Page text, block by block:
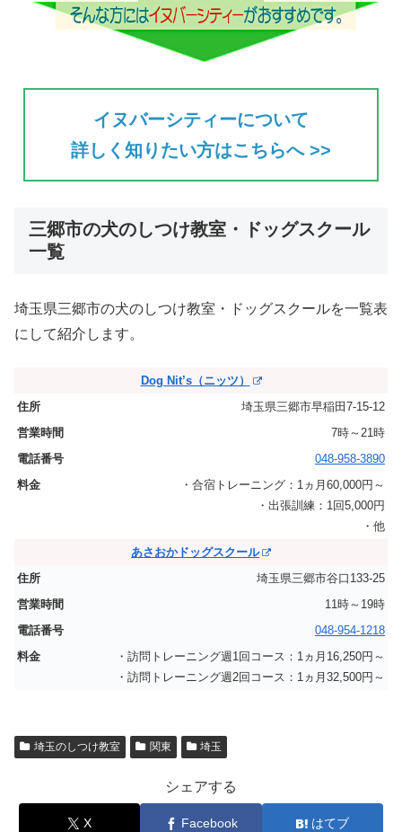
イヌバーシティーについて
詳しく知りたい方はこちらへ >>
三郷市の犬のしつけ教室・ドッグスクール
一覧
埼玉県三郷市の犬のしつけ教室・ドッグスクールを一覧表
にして紹介します。
Dog Nit’s（ニッツ）
埼玉県三郷市早稲田7-15-12
7時～21時
048-958-3890
・合宿トレーニング：1ヵ月60,000円～
・出張訓練：1回5,000円
・他
あさおかドッグスクール
埼玉県三郷市谷口133-25
11時～19時
048-954-1218
・訪問トレーニング週1回コース：1ヵ月16,250円～
・訪問トレーニング週2回コース：1ヵ月32,500円～
埼玉のしつけ教室 関東 埼玉
シェアする
X Facebook はてブ